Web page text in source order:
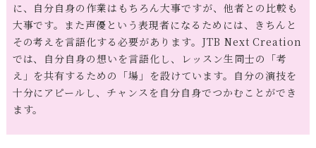
に、自分自身の作業はもちろん大事ですが、他者との比較も
大事です。また声優という表現者になるためには、きちんと
その考えを言語化する必要があります。JTB Next Creation
では、自分自身の想いを言語化し、レッスン生同士の「考
え」を共有するための「場」を設けています。自分の演技を
十分にアピールし、チャンスを自分自身でつかむことができ
ます。